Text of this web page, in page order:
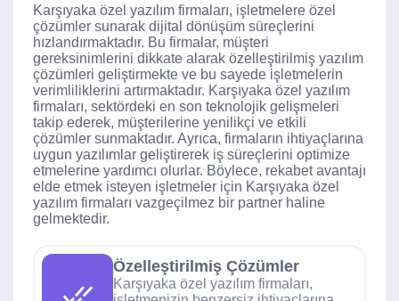
Karşıyaka özel yazılım firmaları, işletmelere özel
çözümler sunarak dijital dönüşüm süreçlerini
hızlandırmaktadır. Bu firmalar, müşteri
gereksinimlerini dikkate alarak özelleştirilmiş yazılım
çözümleri geliştirmekte ve bu sayede işletmelerin
verimliliklerini artırmaktadır. Karşıyaka özel yazılım
firmaları, sektördeki en son teknolojik gelişmeleri
takip ederek, müşterilerine yenilikçi ve etkili
çözümler sunmaktadır. Ayrıca, firmaların ihtiyaçlarına
uygun yazılımlar geliştirerek iş süreçlerini optimize
etmelerine yardımcı olurlar. Böylece, rekabet avantajı
elde etmek isteyen işletmeler için Karşıyaka özel
yazılım firmaları vazgeçilmez bir partner haline
gelmektedir.
Özelleştirilmiş Çözümler
Karşıyaka özel yazılım firmaları,